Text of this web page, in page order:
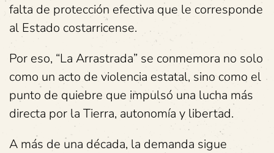
falta de protección efectiva que le corresponde
al Estado costarricense.
Por eso, “La Arrastrada” se conmemora no solo
como un acto de violencia estatal, sino como el
punto de quiebre que impulsó una lucha más
directa por la Tierra, autonomía y libertad.
A más de una década, la demanda sigue